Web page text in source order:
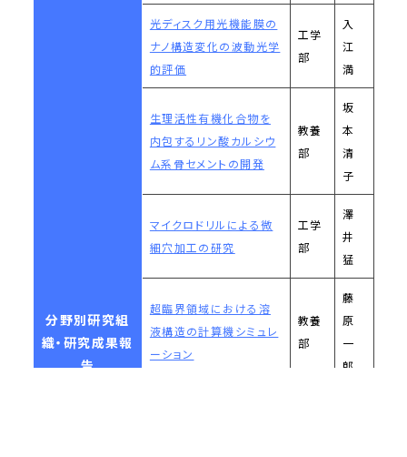
分野別研究組
織・研究成果報
告
光ディスク用光機能膜の
ナノ構造変化の波動光学
的評価
工学
部
入
江
満
生理活性有機化合物を
内包するリン酸カルシウ
ム系骨セメントの開発
教養
部
坂
本
清
子
マイクロドリルによる微
細穴加工の研究
工学
部
澤
井
猛
超臨界領域における溶
液構造の計算機シミュレ
ーション
教養
部
藤
原
一
郎